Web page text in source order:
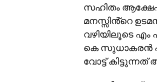
സഹിതം
മനസ്സിൻ്റെ
വഴിയിലൂടെ
കെ സുധാകരന്‍
വോട്ട്